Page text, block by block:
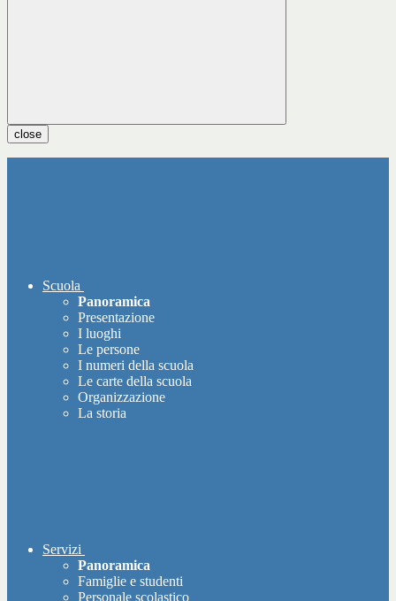
close
Scuola
Panoramica
Presentazione
I luoghi
Le persone
I numeri della scuola
Le carte della scuola
Organizzazione
La storia
Servizi
Panoramica
Famiglie e studenti
Personale scolastico